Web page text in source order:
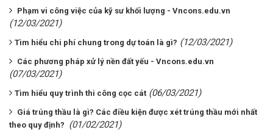
Phạm vi công việc của kỹ sư khối lượng - Vncons.edu.vn
(12/03/2021)
​​​​​​​Tìm hiểu chi phí chung trong dự toán là gì? (12/03/2021)
Các phương pháp xử lý nền đất yếu - Vncons.edu.vn
(07/03/2021)
​​​​​​​Tìm hiểu quy trình thi công cọc cát (06/03/2021)
Giá trúng thầu là gì? Các điều kiện được xét trúng thầu mới nhất
theo quy định? (01/02/2021)